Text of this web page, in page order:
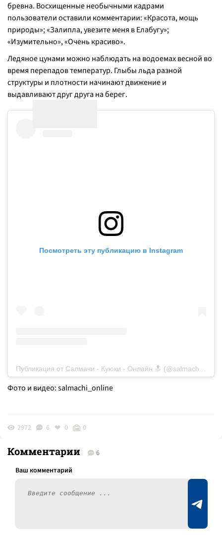
бревна. Восхищенные необычными кадрами
пользователи оставили комментарии: «Красота, мощь
природы»; «Залипла, увезите меня в Елабугу»;
«Изумительно», «Очень красиво».
Ледяное цунами можно наблюдать на водоемах весной во
время перепадов температур. Глыбы льда разной
структуры и плотности начинают движение и
выдавливают друг друга на берег.
Посмотреть эту публикацию в Instagram
Публикация от Салмачи - Куюки - Онлайн 🔝 (@salmachi_online)
Фото и видео: salmachi_online
2972 6 0 0
Комментарии 6